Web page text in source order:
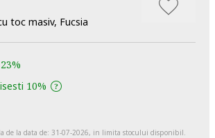
toc masiv, Fucsia
23%
10%
de la data de: 31-07-2026, in limita stocului disponibil.